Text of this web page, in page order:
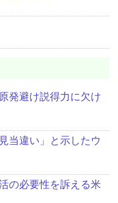
発避け説得力に欠け
当違い」と示したウ
の必要性を訴える米